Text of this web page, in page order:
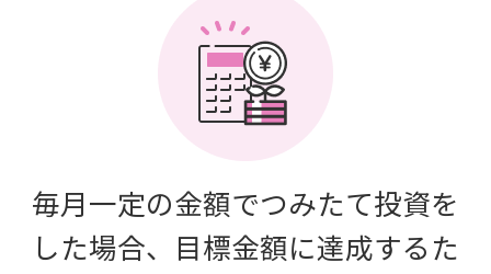
毎月一定の金額でつみたて投資を
した場合、目標金額に達成するた